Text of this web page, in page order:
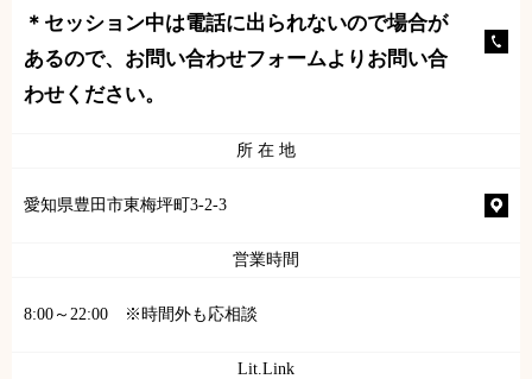
＊セッション中は電話に出られないので場合が
あるので、お問い合わせフォームよりお問い合
わせください。
所 在 地
愛知県豊田市東梅坪町3-2-3
営業時間
8:00～22:00 ※時間外も応相談
Lit.Link